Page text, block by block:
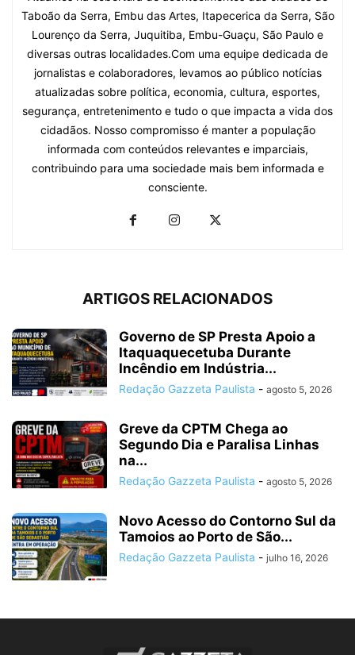
Taboão da Serra, Embu das Artes, Itapecerica da Serra, São
Lourenço da Serra, Juquitiba, Embu-Guaçu, São Paulo e
diversas outras localidades.Com uma equipe dedicada de
jornalistas e colaboradores, levamos ao público notícias
atualizadas sobre política, economia, cultura, esportes,
segurança, entretenimento e tudo o que impacta a vida dos
cidadãos. Nosso compromisso é manter a população
informada com conteúdos relevantes e imparciais,
contribuindo para uma sociedade mais bem informada e
consciente.
ARTIGOS RELACIONADOS
Governo de SP Presta Apoio a
Itaquaquecetuba Durante
Incêndio em Indústria...
Redação Gazzeta Paulista - agosto 5, 2026
Greve da CPTM Chega ao
Segundo Dia e Paralisa Linhas
na...
Redação Gazzeta Paulista - agosto 5, 2026
Novo Acesso do Contorno Sul da
Tamoios ao Porto de São...
Redação Gazzeta Paulista - julho 16, 2026